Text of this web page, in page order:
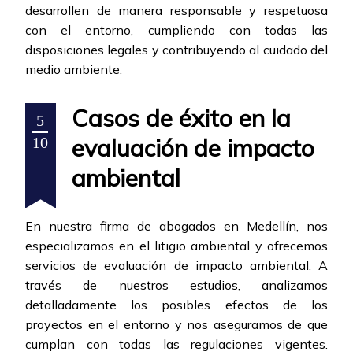
desarrollen de manera responsable y respetuosa
con el entorno, cumpliendo con todas las
disposiciones legales y contribuyendo al cuidado del
medio ambiente.
5
10
Casos de éxito en la
evaluación de impacto
ambiental
En nuestra firma de abogados en Medellín, nos
especializamos en el litigio ambiental y ofrecemos
servicios de evaluación de impacto ambiental. A
través de nuestros estudios, analizamos
detalladamente los posibles efectos de los
proyectos en el entorno y nos aseguramos de que
cumplan con todas las regulaciones vigentes.